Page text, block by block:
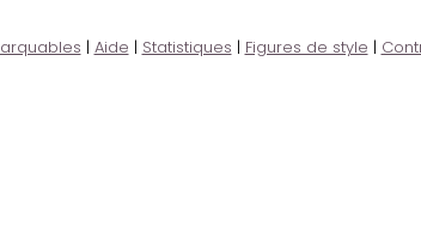
| Aide | Statistiques | Figures de style |